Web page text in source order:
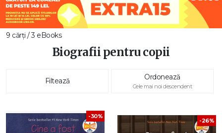
9 cărți / 3 eBooks
Biografii pentru copii
Filtează Ordonează
Cele mai noi descendent
-30%
-26%